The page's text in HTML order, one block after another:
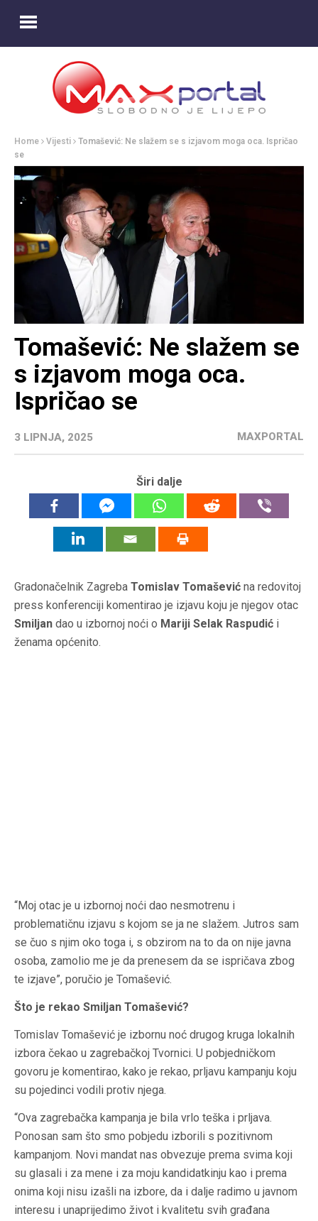
Home Vijesti
Tomašević: Ne slažem se s izjavom moga oca. Ispričao
se
Tomašević: Ne slažem se
s izjavom moga oca.
Ispričao se
3 LIPNJA, 2025 MAXPORTAL
Širi dalje
Gradonačelnik Zagreba Tomislav Tomašević na redovitoj
press konferenciji komentirao je izjavu koju je njegov otac
Smiljan dao u izbornoj noći o Mariji Selak Raspudić i
ženama općenito.
“Moj otac je u izbornoj noći dao nesmotrenu i
problematičnu izjavu s kojom se ja ne slažem. Jutros sam
se čuo s njim oko toga i, s obzirom na to da on nije javna
osoba, zamolio me je da prenesem da se ispričava zbog
te izjave”, poručio je Tomašević.
Što je rekao Smiljan Tomašević?
Tomislav Tomašević je izbornu noć drugog kruga lokalnih
izbora čekao u zagrebačkoj Tvornici. U pobjedničkom
govoru je komentirao, kako je rekao, prljavu kampanju koju
su pojedinci vodili protiv njega.
“Ova zagrebačka kampanja je bila vrlo teška i prljava.
Ponosan sam što smo pobjedu izborili s pozitivnom
kampanjom. Novi mandat nas obvezuje prema svima koji
su glasali i za mene i za moju kandidatkinju kao i prema
onima koji nisu izašli na izbore, da i dalje radimo u javnom
interesu i unaprijedimo život i kvalitetu svih građana